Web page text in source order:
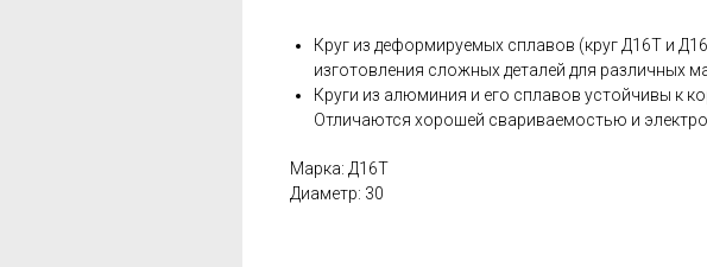
Круг из деформируемых сплавов (круг Д16Т и
изготовления сложных деталей для различных
Круги из алюминия и его сплавов устойчивы к
Отличаются хорошей свариваемостью и
Марка: Д16Т
Диаметр: 30